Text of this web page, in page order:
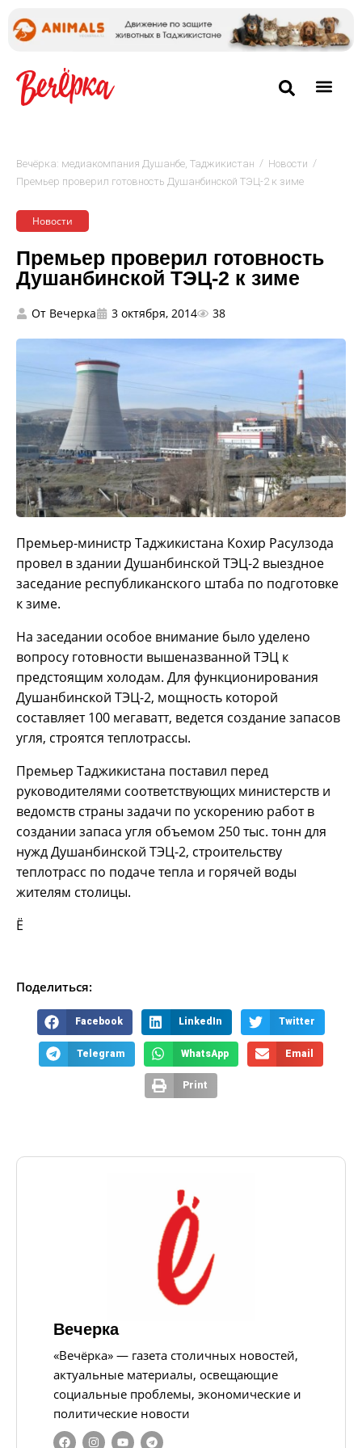
Вечёрка: медиакомпания Душанбе, Таджикистан / Новости /
Премьер проверил готовность Душанбинской ТЭЦ-2 к зиме
Новости
Премьер проверил готовность
Душанбинской ТЭЦ-2 к зиме
От Вечерка 3 октября, 2014 38
Премьер-министр Таджикистана Кохир Расулзода
провел в здании Душанбинской ТЭЦ-2 выездное
заседание республиканского штаба по подготовке
к зиме.
На заседании особое внимание было уделено
вопросу готовности вышеназванной ТЭЦ к
предстоящим холодам. Для функционирования
Душанбинской ТЭЦ-2, мощность которой
составляет 100 мегаватт, ведется создание запасов
угля, строятся теплотрассы.
Премьер Таджикистана поставил перед
руководителями соответствующих министерств и
ведомств страны задачи по ускорению работ в
создании запаса угля объемом 250 тыс. тонн для
нужд Душанбинской ТЭЦ-2, строительству
теплотрасс по подаче тепла и горячей воды
жителям столицы.
Ё
Поделиться:
Facebook LinkedIn Twitter
Telegram WhatsApp Email
Print
Вечерка
«Вечёрка» — газета столичных новостей,
актуальные материалы, освещающие
социальные проблемы, экономические и
политические новости